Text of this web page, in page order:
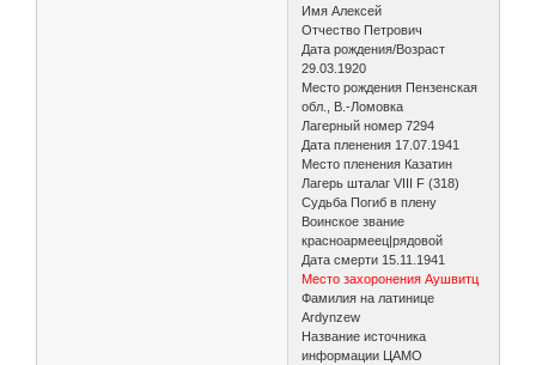
Имя Алексей
Отчество Петрович
Дата рождения/Возраст
29.03.1920
Место рождения Пензенская
обл., В.-Ломовка
Лагерный номер 7294
Дата пленения 17.07.1941
Место пленения Казатин
Лагерь шталаг VIII F (318)
Судьба Погиб в плену
Воинское звание
красноармеец|рядовой
Дата смерти 15.11.1941
Место захоронения Аушвитц
Фамилия на латинице
Ardynzew
Название источника
информации ЦАМО